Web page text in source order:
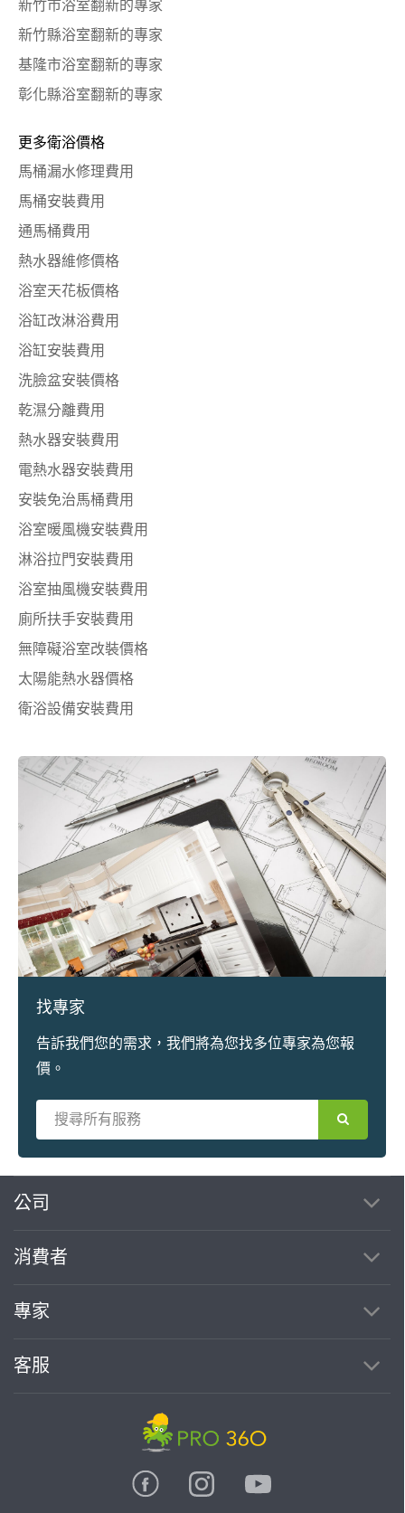
新竹市浴室翻新的專家
新竹縣浴室翻新的專家
基隆市浴室翻新的專家
彰化縣浴室翻新的專家
更多衛浴價格
馬桶漏水修理費用
馬桶安裝費用
通馬桶費用
熱水器維修價格
浴室天花板價格
浴缸改淋浴費用
浴缸安裝費用
洗臉盆安裝價格
乾濕分離費用
熱水器安裝費用
電熱水器安裝費用
安裝免治馬桶費用
浴室暖風機安裝費用
淋浴拉門安裝費用
浴室抽風機安裝費用
廁所扶手安裝費用
無障礙浴室改裝價格
太陽能熱水器價格
衛浴設備安裝費用
找專家
告訴我們您的需求，我們將為您找多位專家為您報
價。
公司
消費者
專家
客服
繼續完成